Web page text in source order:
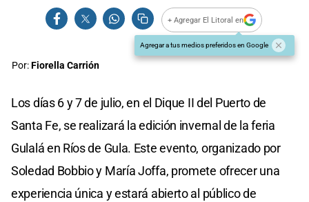
+ Agregar El Litoral en
Agregar a tus medios preferidos en Google
Por:Fiorella Carrión
Los días 6 y 7 de julio, en el Dique II del Puerto de
Santa Fe, se realizará la edición invernal de la feria
Gulalá en Ríos de Gula. Este evento, organizado por
Soledad Bobbio y María Joffa, promete ofrecer una
experiencia única y estará abierto al público de